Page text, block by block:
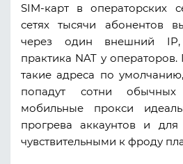
SIM-карт в операторских
сетях тысячи абонентов
через один внешний IP,
практика NAT у
такие адреса по
попадут сотни
мобильные прокси
прогрева аккаунтов и
чувствительными к фроду